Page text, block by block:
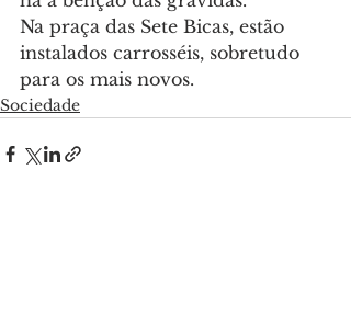
Na praça das Sete Bicas, estão
instalados carrosséis, sobretudo
para os mais novos.
Sociedade